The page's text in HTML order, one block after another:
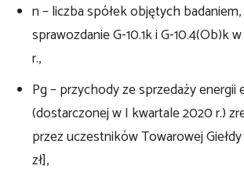
n – liczba spółek objętych
sprawozdanie G-10.1k i G-10.4(Ob)k
r.,
Pg – przychody ze sprzedaży energii
(dostarczonej w I kwartale 2020 r.)
przez uczestników Towarowej Giełdy
zł],